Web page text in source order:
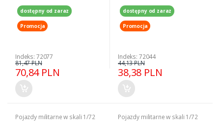
dostępny od zaraz
Promocja
Indeks: 72077
70,84 PLN
81,47 PLN
dostępny od zaraz
Promocja
Indeks: 72044
38,38 PLN
44,13 PLN
Pojazdy militarne w skali 1/72 Pojazdy militarne w skali 1/72